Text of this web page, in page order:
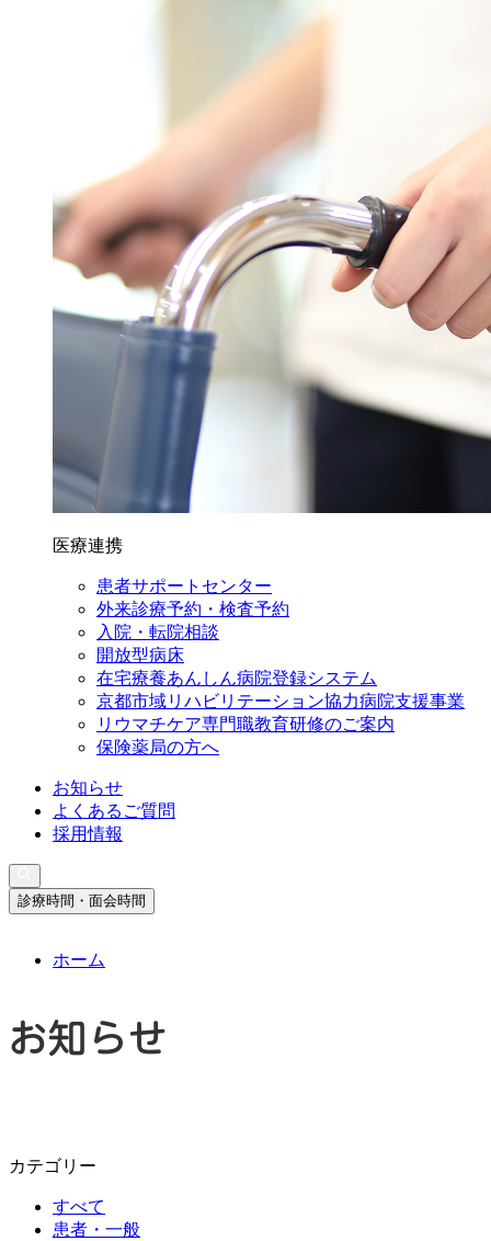
医療連携
患者サポートセンター
外来診療予約・検査予約
入院・転院相談
開放型病床
在宅療養あんしん病院登録システム
京都市域リハビリテーション協力病院支援事業
リウマチケア専門職教育研修のご案内
保険薬局の方へ
お知らせ
よくあるご質問
採用情報
診療時間・面会時間
ホーム
お知らせ
カテゴリー
すべて
患者・一般